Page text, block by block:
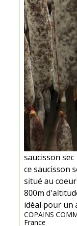
saucisson sec
ce saucisson
situé au
800m
idéal pour un
COPAINS
France